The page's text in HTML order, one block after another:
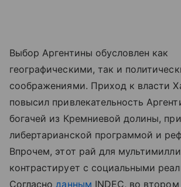
Выбор Аргентины обусловлен как
географическими, так и
соображениями. Приход к власти
повысил привлекательность
богачей из Кремниевой долины,
либертарианской программой и
Впрочем, этот рай для
контрастирует с социальными
Согласноданным INDEC, во